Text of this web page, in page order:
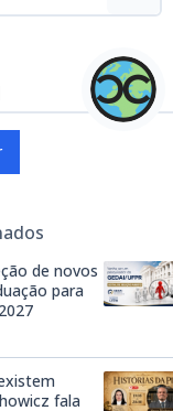
de novos
para
fala